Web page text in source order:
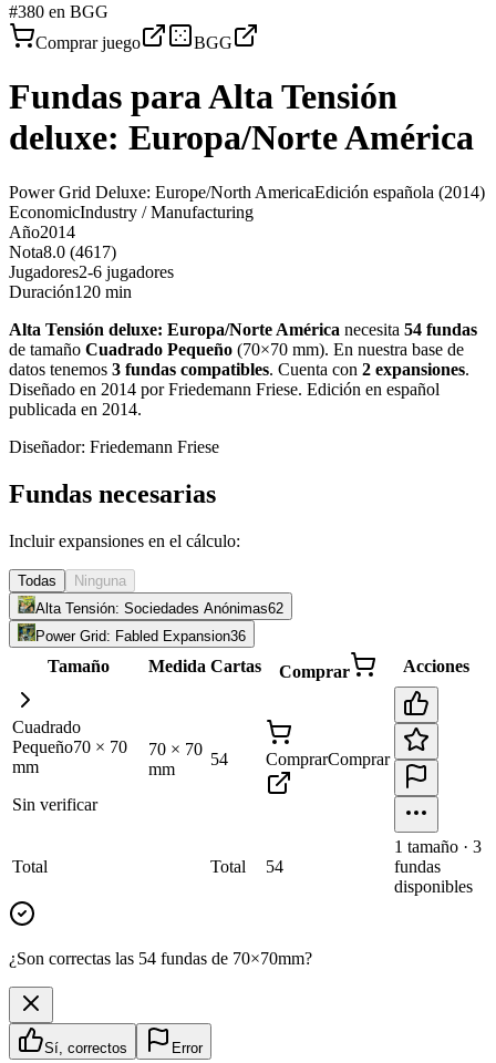
#380 en BGG
Comprar juego
BGG
Fundas paraAlta Tensión
deluxe: Europa/Norte América
Power Grid Deluxe: Europe/North AmericaEdición española (2014)
EconomicIndustry / Manufacturing
Año2014
Nota8.0 (4617)
Jugadores2-6 jugadores
Duración120 min
Alta Tensión deluxe: Europa/Norte América necesita 54 fundas
de tamaño Cuadrado Pequeño (70×70 mm). En nuestra base de
datos tenemos 3 fundas compatibles. Cuenta con 2 expansiones.
Diseñado en 2014 por Friedemann Friese. Edición en español
publicada en 2014.
Diseñador: Friedemann Friese
Fundas necesarias
Incluir expansiones en el cálculo:
Todas
Ninguna
Alta Tensión: Sociedades Anónimas62
Power Grid: Fabled Expansion36
Tamaño Medida Cartas Comprar Acciones
Cuadrado
Pequeño70 × 70
mm
Sin verificar
70 × 70
mm
54 ComprarComprar
Total Total 54
1 tamaño · 3
fundas
disponibles
¿Son correctas las 54 fundas de 70×70mm?
Sí, correctos Error